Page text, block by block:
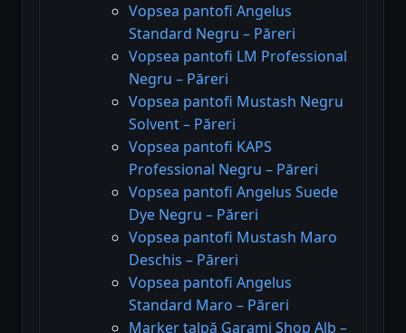
Vopsea pantofi Angelus
Standard Negru – Păreri
Vopsea pantofi LM Professional
Negru – Păreri
Vopsea pantofi Mustash Negru
Solvent – Păreri
Vopsea pantofi KAPS
Professional Negru – Păreri
Vopsea pantofi Angelus Suede
Dye Negru – Păreri
Vopsea pantofi Mustash Maro
Deschis – Păreri
Vopsea pantofi Angelus
Standard Maro – Păreri
Marker talpă Garami Shop Alb –